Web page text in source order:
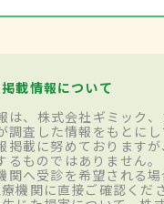
掲載情報について
は、株式会社ギミック
調査した情報をもとにし
掲載に努めております
るものではありません。
関へ受診を希望される
機関に直接ご確認くださ